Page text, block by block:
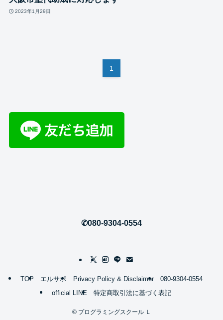
2023年1月29日
1
✆080-9304-0554
TOP エルサポ Privacy Policy & Disclaimer
080-9304-0554
official LINE
特定商取引法に基づく表記
©プログラミングスクール Ｌ